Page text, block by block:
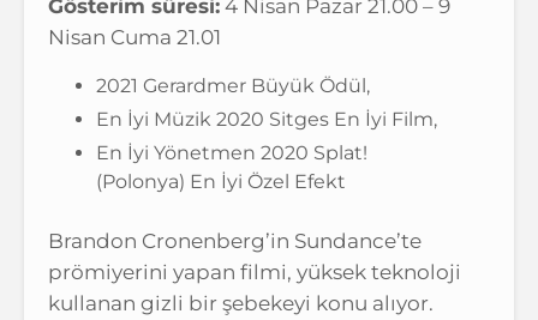
Gösterim süresi: 4 Nisan Pazar 21.00 – 9
Nisan Cuma 21.01
2021 Gerardmer Büyük Ödül,
En İyi Müzik 2020 Sitges En İyi Film,
En İyi Yönetmen 2020 Splat!
(Polonya) En İyi Özel Efekt
Brandon Cronenberg’in Sundance’te
prömiyerini yapan filmi, yüksek teknoloji
kullanan gizli bir şebekeyi konu alıyor.